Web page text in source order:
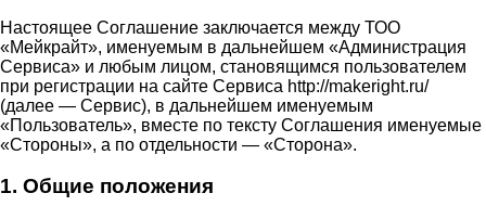
Настоящее Соглашение заключается между ТОО
«Мейкрайт», именуемым в дальнейшем «Администрация
Сервиса» и любым лицом, становящимся пользователем
при регистрации на сайте Сервиса http://makeright.ru/
(далее — Сервис), в дальнейшем именуемым
«Пользователь», вместе по тексту Соглашения именуемые
«Стороны», а по отдельности — «Сторона».
1. Общие положения